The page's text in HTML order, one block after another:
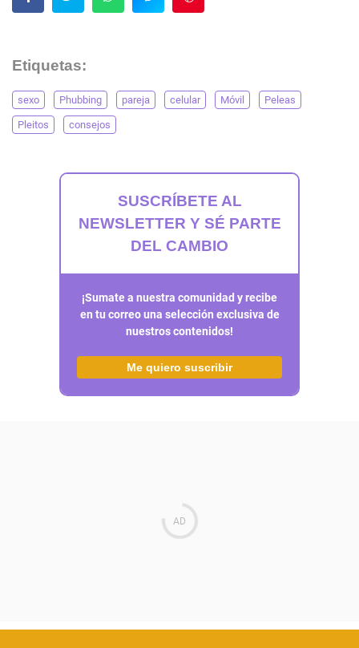
Etiquetas:
sexo Phubbing pareja celular Móvil Peleas
Pleitos consejos
SUSCRÍBETE AL
NEWSLETTER Y SÉ PARTE
DEL CAMBIO
¡Sumate a nuestra comunidad y recibe
en tu correo una selección exclusiva de
nuestros contenidos!
Me quiero suscribir